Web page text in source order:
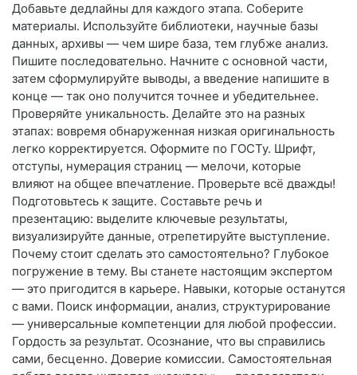
Добавьте дедлайны для каждого этапа. Соберите
материалы. Используйте библиотеки, научные базы
данных, архивы — чем шире база, тем глубже анализ.
Пишите последовательно. Начните с основной части,
затем сформулируйте выводы, а введение напишите в
конце — так оно получится точнее и убедительнее.
Проверяйте уникальность. Делайте это на разных
этапах: вовремя обнаруженная низкая оригинальность
легко корректируется. Оформите по ГОСТу. Шрифт,
отступы, нумерация страниц — мелочи, которые
влияют на общее впечатление. Проверьте всё дважды!
Подготовьтесь к защите. Составьте речь и
презентацию: выделите ключевые результаты,
визуализируйте данные, отрепетируйте выступление.
Почему стоит сделать это самостоятельно? Глубокое
погружение в тему. Вы станете настоящим экспертом
— это пригодится в карьере. Навыки, которые останутся
с вами. Поиск информации, анализ, структурирование
— универсальные компетенции для любой профессии.
Гордость за результат. Осознание, что вы справились
сами, бесценно. Доверие комиссии. Самостоятельная